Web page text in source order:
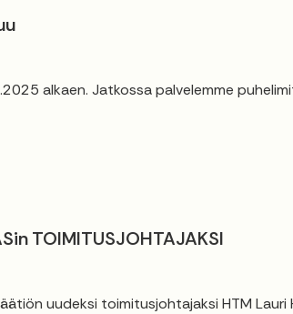
alkaen. Jatkossa palvelemme
TOIMITUSJOHTAJAKSI
uudeksi toimitusjohtajaksi HTM Lauri